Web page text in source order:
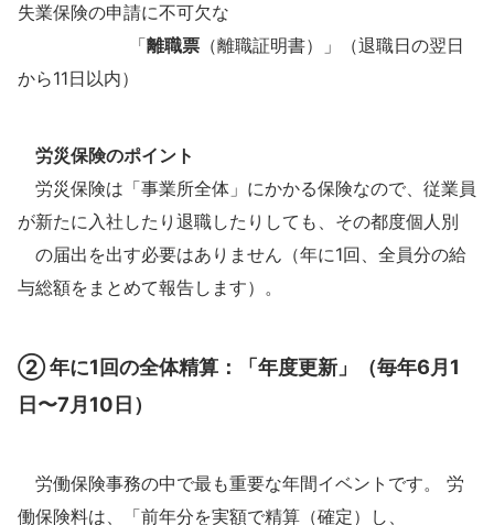
失業保険の申請に不可欠な
「離職票 （離職証明書）」（退職日の翌日
から11日以内）
労災保険のポイント
労災保険は「事業所全体」にかかる保険なので、従業員
が新たに入社したり退職したりしても、その都度個人別
の届出を出す必要はありません（年に1回、全員分の給
与総額をまとめて報告します）。
②年に1回の全体精算：「年度更新」（毎年6月1
日〜7月10日）
労働保険事務の中で最も重要な年間イベントです。 労
働保険料は、「前年分を実額で精算（確定）し、